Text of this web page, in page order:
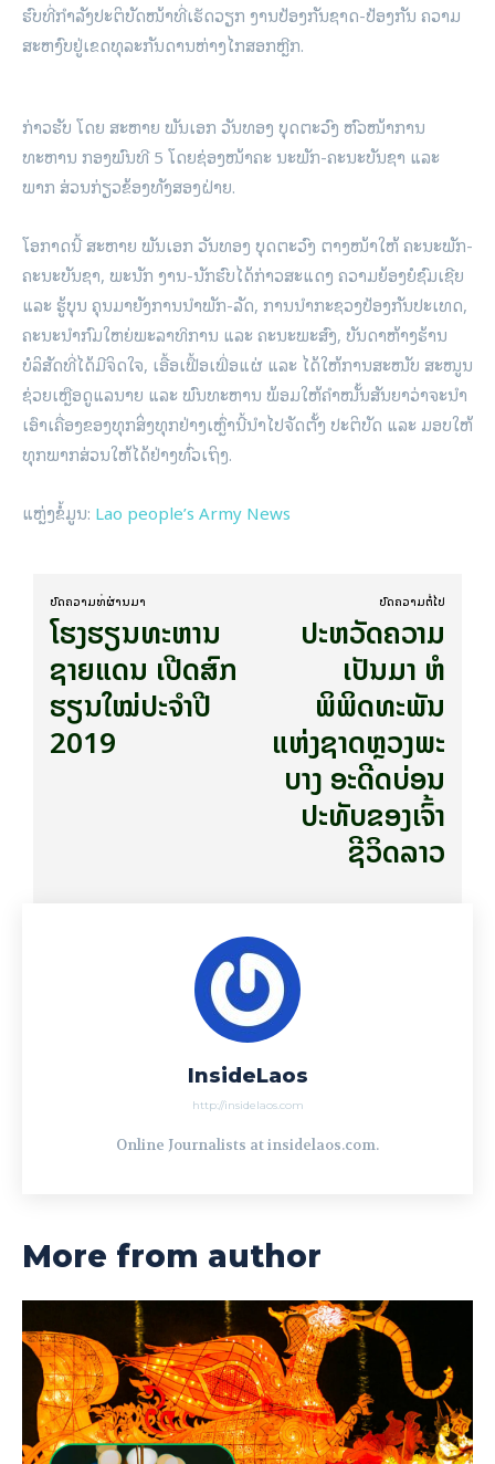
ຮົບທີ່ກຳລັງປະຕິບັດໜ້າທີ່ເຮັດວຽກ ງານປ້ອງກັນຊາດ-ປ້ອງກັນ ຄວາມ
ສະຫງົບຢູ່ເຂດທຸລະກັນດານຫ່າງໄກສອກຫຼີກ.
ກ່າວຮັບ ໂດຍ ສະຫາຍ ພັນເອກ ວັນທອງ ບຸດຕະວົງ ຫົວໜ້າການ
ທະຫານ ກອງພົນທີ 5 ໂດຍຊ່ອງໜ້າຄະ ນະພັກ-ຄະນະບັນຊາ ແລະ
ພາກ ສ່ວນກ່ຽວຂ້ອງທັງສອງຝ່າຍ.
ໂອກາດນີ້ ສະຫາຍ ພັນເອກ ວັນທອງ ບຸດຕະວົງ ຕາງໜ້າໃຫ້ ຄະນະພັກ-
ຄະນະບັນຊາ, ພະນັກ ງານ-ນັກຮົບໄດ້ກ່າວສະແດງ ຄວາມຍ້ອງຍໍຊົມເຊີຍ
ແລະ ຮູ້ບຸນ ຄຸນມາຍັງການນຳພັກ-ລັດ, ການນໍາກະຊວງປ້ອງກັນປະເທດ,
ຄະນະນໍາກົມໃຫຍ່ພະລາທິການ ແລະ ຄະນະພະສົງ, ບັນດາຫ້າງຮ້ານ
ບໍລິສັດທີ່ໄດ້ມີຈິດໃຈ, ເອື້ອເຟື້ອເພື່ອແຜ່ ແລະ ໄດ້ໃຫ້ການສະໜັບ ສະໜູນ
ຊ່ວຍເຫຼືອດູແລນາຍ ແລະ ພົນທະຫານ ພ້ອມໃຫ້ຄຳໝັ້ນສັນຍາວ່າຈະນຳ
ເອົາເຄື່ອງຂອງທຸກສິ່ງທຸກຢ່າງເຫຼົ່ານີ້ນຳໄປຈັດຕັ້ງ ປະຕິບັດ ແລະ ມອບໃຫ້
ທຸກພາກສ່ວນໃຫ້ໄດ້ຢ່າງທົ່ວເຖິງ.
ແຫຼ່ງຂໍ້ມູນ: Lao people’s Army News
ບົດ​ຄວາມ​ທີ່​ຜ່ານ​ມາ
ໂຮງຮຽນທະຫານ
ຊາຍແດນ ເປີດສົກ
ຮຽນໃໝ່ປະຈຳປີ
2019
ບົດ​ຄວາມ​ຕໍ່​ໄປ
ປະຫວັດຄວາມ
ເປັນມາ ຫໍ
ພິພິດທະພັນ
ແຫ່ງຊາດຫຼວງພະ
ບາງ ອະດີດບ່ອນ
ປະທັບຂອງເຈົ້າ
ຊີວິດລາວ
InsideLaos
http://insidelaos.com
Online Journalists at insidelaos.com.
More from author